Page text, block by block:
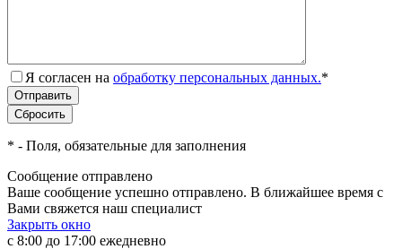
Я согласен на обработку персональных данных.*
* - Поля, обязательные для заполнения
Сообщение отправлено
Ваше сообщение успешно отправлено. В ближайшее время с
Вами свяжется наш специалист
Закрыть окно
с 8:00 до 17:00 ежедневно